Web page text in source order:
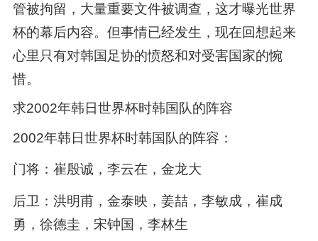
管被拘留，大量重要文件被调查，这才曝光世界
杯的幕后内容。但事情已经发生，现在回想起来
心里只有对韩国足协的愤怒和对受害国家的惋
惜。
求2002年韩日世界杯时韩国队的阵容
2002年韩日世界杯时韩国队的阵容：
门将：崔殷诚，李云在，金龙大
后卫：洪明甫，金泰映，姜喆，李敏成，崔成
勇，徐德圭，宋钟国，李林生